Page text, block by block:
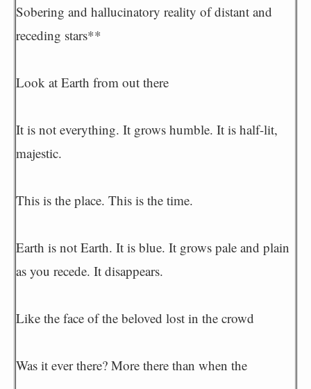
Sobering and hallucinatory reality of distant and
receding stars**
Look at Earth from out there
It is not everything. It grows humble. It is half-lit,
majestic.
This is the place. This is the time.
Earth is not Earth. It is blue. It grows pale and plain
as you recede. It disappears.
Like the face of the beloved lost in the crowd
Was it ever there? More there than when the